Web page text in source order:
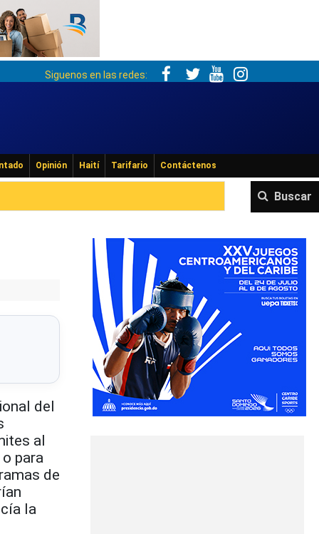
Siguenos en las redes:
Opinión Haití Tarifario Contáctenos
Buscar
del
al
para
de
la